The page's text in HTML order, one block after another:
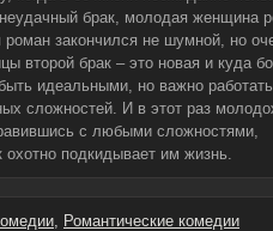
брак, молодая женщина
закончился не шумной, но
второй брак – это новая и куда
идеальными, но важно
сложностей. И в этот раз
с любыми сложностями,
подкидывает им жизнь.
, Романтические комедии